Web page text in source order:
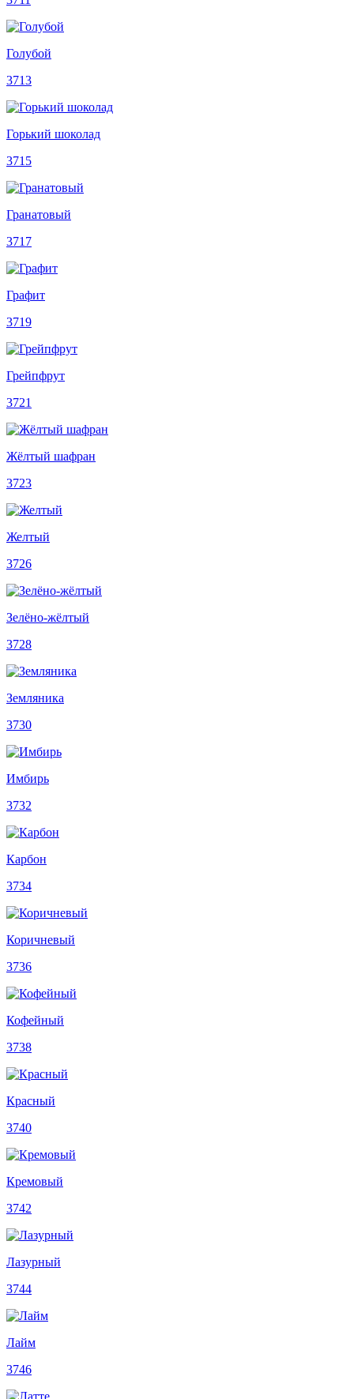
Голубой
3713
Горький шоколад
3715
Гранатовый
3717
Графит
3719
Грейпфрут
3721
Жёлтый шафран
3723
Желтый
3726
Зелёно-жёлтый
3728
Земляника
3730
Имбирь
3732
Карбон
3734
Коричневый
3736
Кофейный
3738
Красный
3740
Кремовый
3742
Лазурный
3744
Лайм
3746